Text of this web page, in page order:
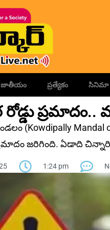
జాతీయం ప్రత్యేకం సినిమా
ప్ర‌మాదం..
(Kowdipally
జ‌రిగింది. ఏడాది చిన్నారి
1:24 pm